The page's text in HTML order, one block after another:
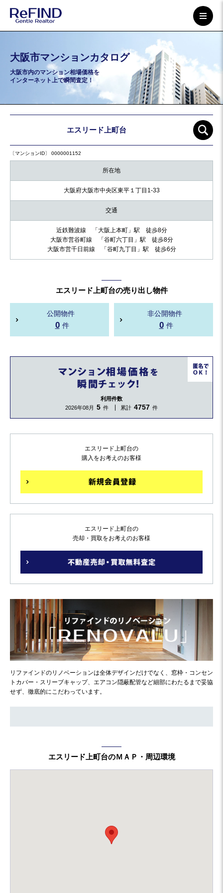
大阪市マンションカタログ
大阪市内のマンション相場価格を
インターネット上で瞬間査定！
エスリード上町台
〔マンションID〕 0000001152
所在地
大阪府大阪市中央区東平１丁目1-33
交通
近鉄難波線 「大阪上本町」駅 徒歩8分
大阪市営谷町線 「谷町六丁目」駅 徒歩8分
大阪市営千日前線 「谷町九丁目」駅 徒歩6分
エスリード上町台の売り出し物件
公開物件
0 件
非公開物件
0 件
利用件数
2026年08月
5 件 累計 4757 件
エスリード上町台の
購入をお考えのお客様
エスリード上町台の
売却・買取をお考えのお客様
リファインドのリノベーションは全体デザインだけでなく、窓枠・コンセン
トカバー・スリーブキャップ、エアコン隠蔽配管など細部にわたるまで妥協
せず、徹底的にこだわっています。
エスリード上町台のＭＡＰ・周辺環境